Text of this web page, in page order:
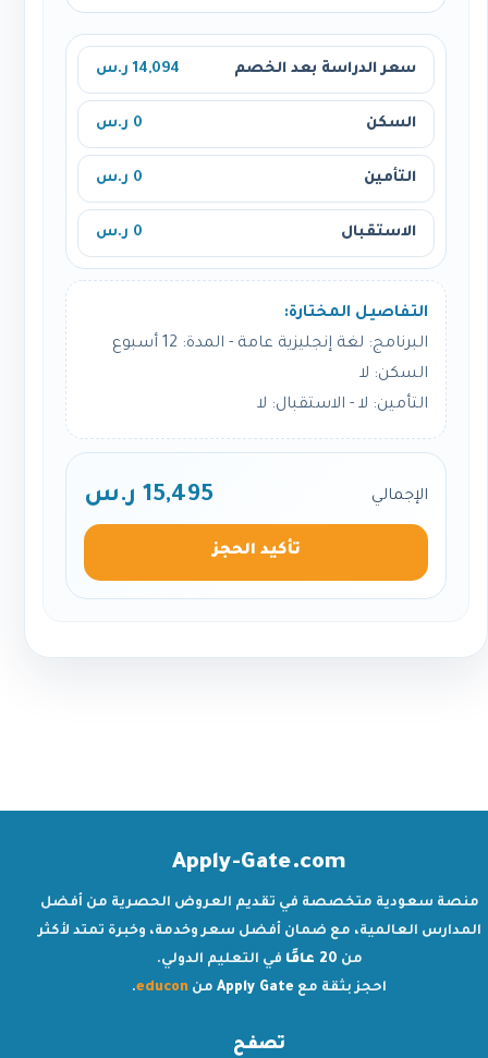
سعر الدراسة بعد الخصم 14,094 ر.س
السكن 0 ر.س
التأمين 0 ر.س
الاستقبال 0 ر.س
التفاصيل المختارة:
البرنامج: لغة إنجليزية عامة - المدة: 12 أسبوع
السكن: لا
التأمين: لا - الاستقبال: لا
الإجمالي 15,495 ر.س
تأكيد الحجز
Apply-Gate.com
منصة سعودية متخصصة في تقديم العروض الحصرية من أفضل
المدارس العالمية، مع ضمان أفضل سعر وخدمة، وخبرة تمتد لأكثر
من 20 عامًا
في التعليم الدولي.
احجز بثقة مع Apply Gate من educon
.
تصفح